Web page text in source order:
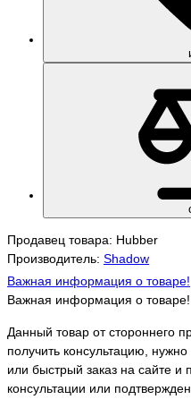
Продавец товара: Hubber
Производитель: Shadow
Важная информация о товаре!
Важная информация о товаре!
Данный товар от стороннего
получить консультацию,
или быстрый заказ на сайте и
консультации или